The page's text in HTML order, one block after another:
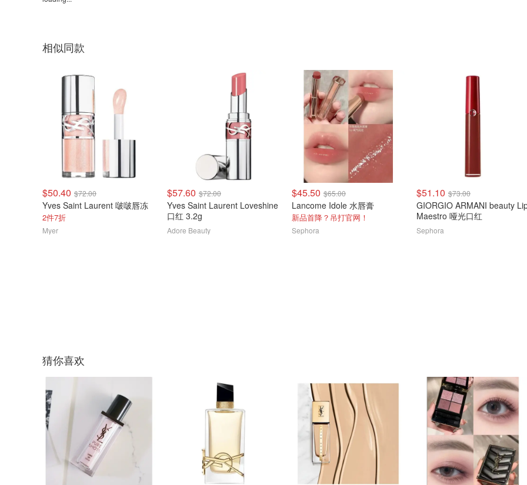
相似同款
$50.40 $72.00
Yves Saint Laurent 啵啵唇冻
2件7折
Myer
$57.60 $72.00
Yves Saint Laurent Loveshine
口红 3.2g
Adore Beauty
$45.50 $65.00
Lancome Idole 水唇膏
新品首降？吊打官网！
Sephora
$51.10 $73.00
GIORGIO ARMANI beauty
Maestro 哑光口红
Sephora
猜你喜欢